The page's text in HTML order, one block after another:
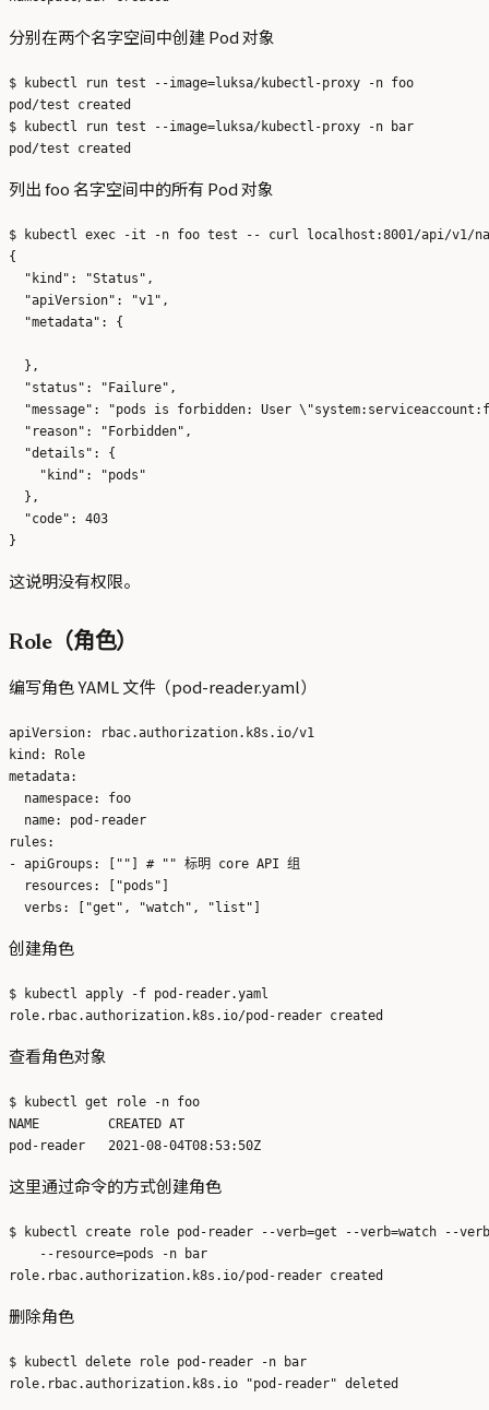
分别在两个名字空间中创建 Pod 对象
$ kubectl run test --image=luksa/kubectl-proxy -n foo
pod/test created
$ kubectl run test --image=luksa/kubectl-proxy -n bar
列出 foo 名字空间中的所有 Pod 对象
$ kubectl exec -it -n foo test -- curl localhost:8001/api/v1/
{
  "kind": "Status",
  "apiVersion": "v1",
  "metadata": {
  },
  "status": "Failure",
"message": "pods is forbidden: User
  "reason": "Forbidden",
  "details": {
    "kind": "pods"
  },
  "code": 403
这说明没有权限。
Role（角色）
编写角色 YAML 文件（pod-reader.yaml）
apiVersion: rbac.authorization.k8s.io/v1
kind: Role
metadata:
  namespace: foo
  name: pod-reader
rules:
- apiGroups: [""] # "" 标明 core API 组
  resources: ["pods"]
创建角色
$ kubectl apply -f pod-reader.yaml
查看角色对象
$ kubectl get role -n foo
NAME         CREATED AT
这里通过命令的方式创建角色
$ kubectl create role pod-reader --verb=get --verb=watch --
    --resource=pods -n bar
删除角色
$ kubectl delete role pod-reader -n bar